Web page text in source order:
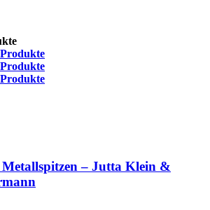
Metallspitzen – Jutta Klein &